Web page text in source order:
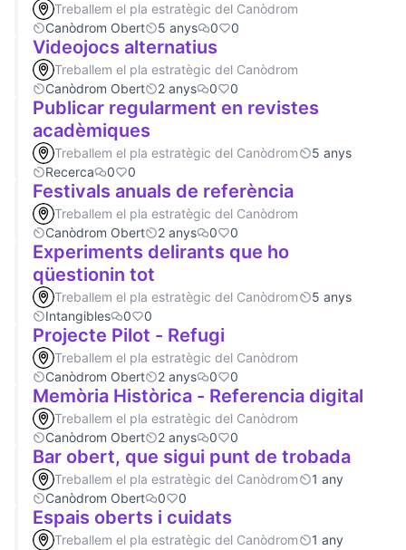
Treballem el pla estratègic del Canòdrom
Canòdrom Obert
5 anys 0 0
Videojocs alternatius
Treballem el pla estratègic del Canòdrom
Canòdrom Obert
2 anys 0 0
Publicar regularment en revistes
acadèmiques
Treballem el pla estratègic del Canòdrom
5 anys
Recerca
0 0
Festivals anuals de referència
Treballem el pla estratègic del Canòdrom
Canòdrom Obert
2 anys 0 0
Experiments delirants que ho
qüestionin tot
Treballem el pla estratègic del Canòdrom
5 anys
Intangibles
0 0
Projecte Pilot - Refugi
Treballem el pla estratègic del Canòdrom
Canòdrom Obert
2 anys 0 0
Memòria Històrica - Referencia digital
Treballem el pla estratègic del Canòdrom
Canòdrom Obert
2 anys 0 0
Bar obert, que sigui punt de trobada
Treballem el pla estratègic del Canòdrom
1 any
Canòdrom Obert
0 0
Espais oberts i cuidats
Treballem el pla estratègic del Canòdrom
1 any